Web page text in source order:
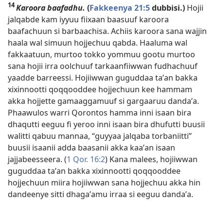
14Karoora baafadhu. (Fakkeenya 21:5dubbisi.) Hojii
jalqabde kam iyyuu fiixaan baasuuf karoora
baafachuun si barbaachisa. Achiis karoora sana wajjin
haala wal simuun hojjechuu qabda. Haaluma wal
fakkaatuun, murtoo tokko yommuu gootu murtoo
sana hojii irra oolchuuf tarkaanfiiwwan fudhachuuf
yaadde barreessi. Hojiiwwan guguddaa taʼan bakka
xixinnootti qoqqooddee hojjechuun kee hammam
akka hojjette gamaaggamuuf si gargaaruu dandaʼa.
Phaawulos warri Qorontos hamma inni isaan bira
dhaqutti eeguu fi yeroo inni isaan bira dhufutti buusii
walitti qabuu mannaa, “guyyaa jalqaba torbaniitti”
buusii isaanii adda baasanii akka kaaʼan isaan
jajjabeesseera. (1 Qor. 16:2) Kana malees, hojiiwwan
guguddaa taʼan bakka xixinnootti qoqqooddee
hojjechuun miira hojiiwwan sana hojjechuu akka hin
dandeenye sitti dhagaʼamu irraa si eeguu dandaʼa.